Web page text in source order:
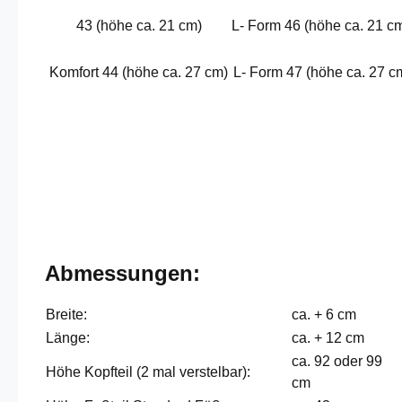
43 (höhe ca. 21 cm) L- Form 46 (höhe ca. 21
Komfort 44 (höhe ca. 27 cm) L- Form 47 (höhe ca. 27
Abmessungen:
Breite:
ca. + 6 cm
Länge:
ca. + 12 cm
Höhe Kopfteil (2 mal verstelbar):
ca. 92 oder 99
cm